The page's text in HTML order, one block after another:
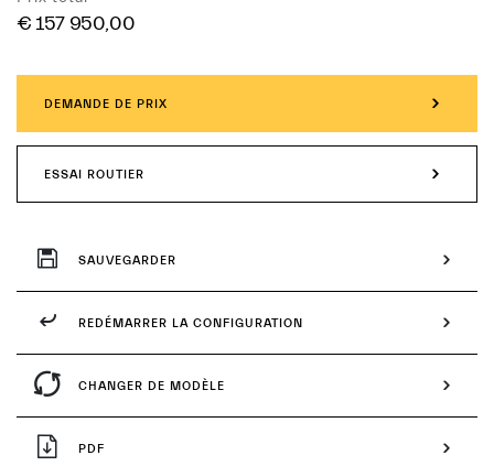
€ 157 950,00
DEMANDE DE PRIX
ESSAI ROUTIER
SAUVEGARDER
REDÉMARRER LA CONFIGURATION
CHANGER DE MODÈLE
PDF